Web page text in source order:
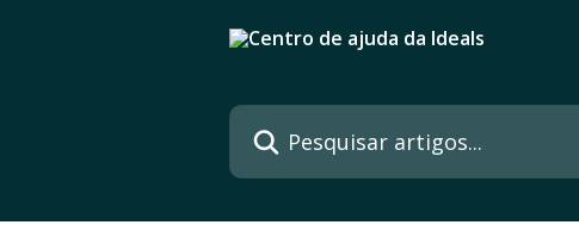
Pesquisar artigos...